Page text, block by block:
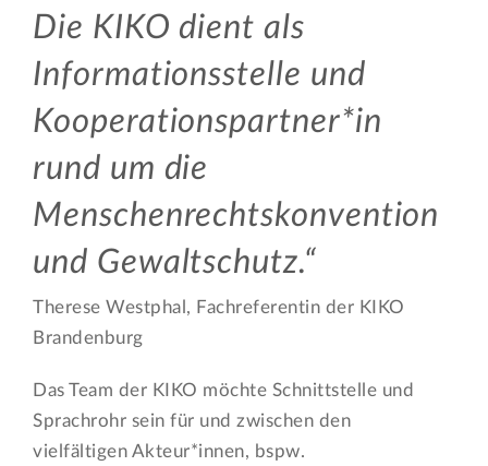
Die KIKO dient als
Informationsstelle und
Kooperationspartner*in
rund um die
Menschenrechtskonvention
und Gewaltschutz.
Therese Westphal, Fachreferentin der KIKO
Brandenburg
Das Team der KIKO möchte Schnittstelle und
Sprachrohr sein für und zwischen den
vielfältigen Akteur*innen, bspw.